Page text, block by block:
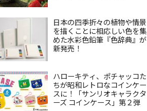
日本の四季折々の植物や情景
を描くことに相応しい色を集
めた水彩色鉛筆『色辞典』が
新発売！
ハローキティ、ポチャッコた
ちが昭和レトロなコインケー
スに！「サンリオキャラクタ
ーズ コインケース」第２弾